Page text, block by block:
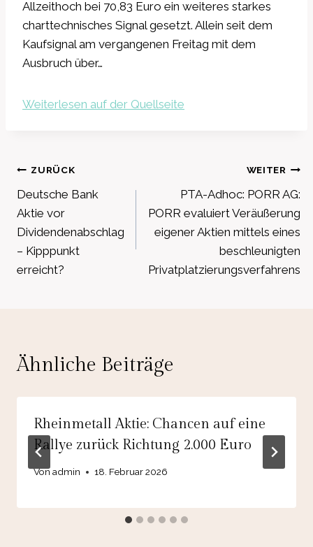
Allzeithoch bei 70,83 Euro ein weiteres starkes
charttechnisches Signal gesetzt. Allein seit dem
Kaufsignal am vergangenen Freitag mit dem
Ausbruch über…
Weiterlesen auf der Quellseite
Beitragsnavigation
ZURÜCK
Deutsche Bank
Aktie vor
Dividendenabschlag
– Kipppunkt
erreicht?
WEITER
PTA-Adhoc: PORR AG:
PORR evaluiert Veräußerung
eigener Aktien mittels eines
beschleunigten
Privatplatzierungsverfahrens
Ähnliche Beiträge
Rheinmetall Aktie: Chancen auf eine
Rallye zurück Richtung 2.000 Euro
Vonadmin 18. Februar 2026